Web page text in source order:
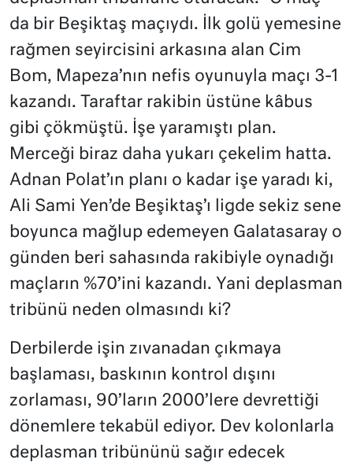
da bir Beşiktaş maçıydı. İlk golü yemesine
rağmen seyircisini arkasına alan Cim
Bom, Mapeza’nın nefis oyunuyla maçı 3-1
kazandı. Taraftar rakibin üstüne kâbus
gibi çökmüştü. İşe yaramıştı plan.
Merceği biraz daha yukarı çekelim hatta.
Adnan Polat’ın planı o kadar işe yaradı ki,
Ali Sami Yen’de Beşiktaş’ı ligde sekiz sene
boyunca mağlup edemeyen Galatasaray o
günden beri sahasında rakibiyle oynadığı
maçların %70’ini kazandı. Yani deplasman
tribünü neden olmasındı ki?
Derbilerde işin zıvanadan çıkmaya
başlaması, baskının kontrol dışını
zorlaması, 90’ların 2000’lere devrettiği
dönemlere tekabül ediyor. Dev kolonlarla
deplasman tribününü sağır edecek